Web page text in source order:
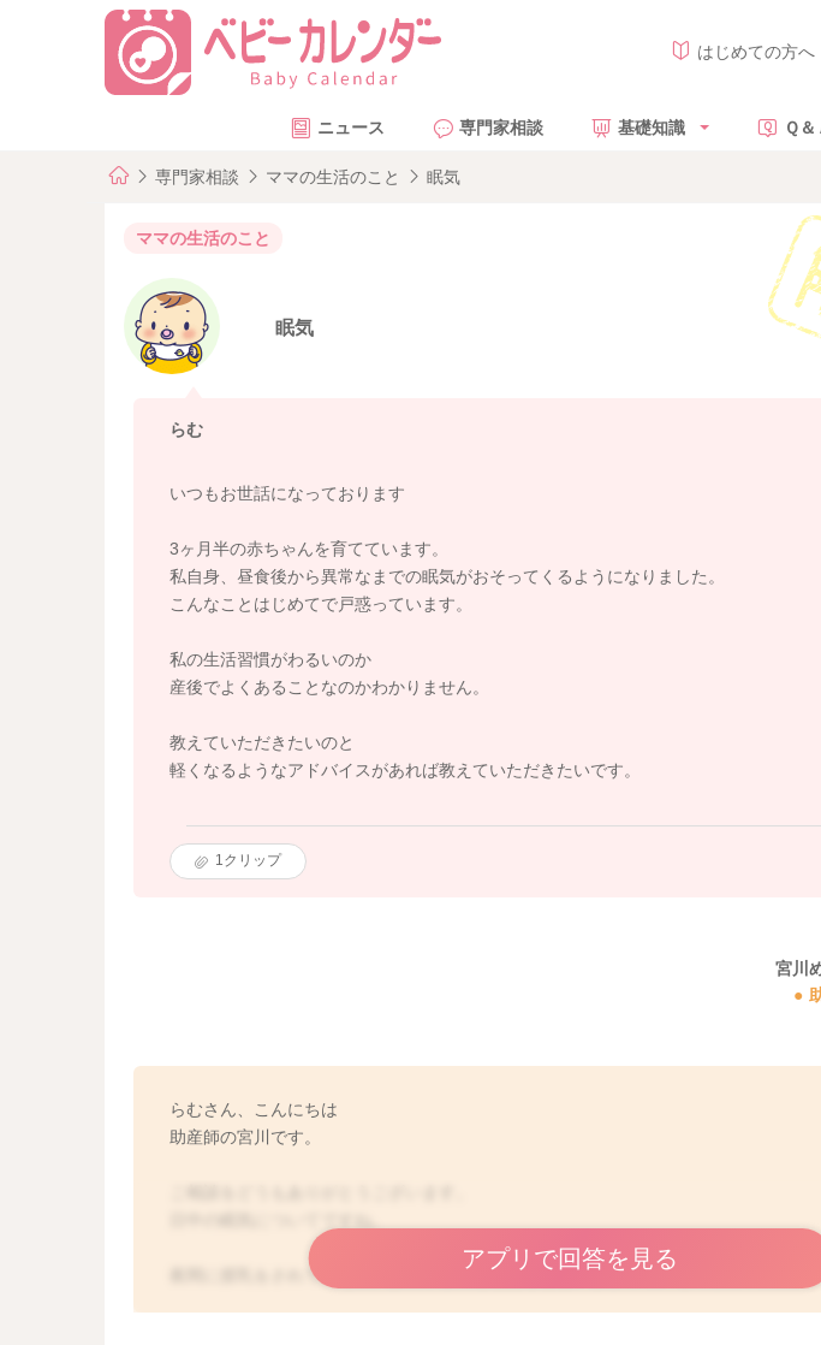
はじめての方へ
ニュース 専門家相談 基礎知識 Ｑ＆
専門家相談 ママの生活のこと 眠気
ママの生活のこと
眠気
らむ
いつもお世話になっております
3ヶ月半の赤ちゃんを育てています。
私自身、昼食後から異常なまでの眠気がおそってくるようになりました。
こんなことはじめてで戸惑っています。
私の生活習慣がわるいのか
産後でよくあることなのかわかりません。
教えていただきたいのと
軽くなるようなアドバイスがあれば教えていただきたいです。
1クリップ
宮川
らむさん、こんにちは
助産師の宮川です。
夜間に授乳をされていたり、疲れや寝不足もあると思いますので、その分日中に眠気
アプリで回答を見る